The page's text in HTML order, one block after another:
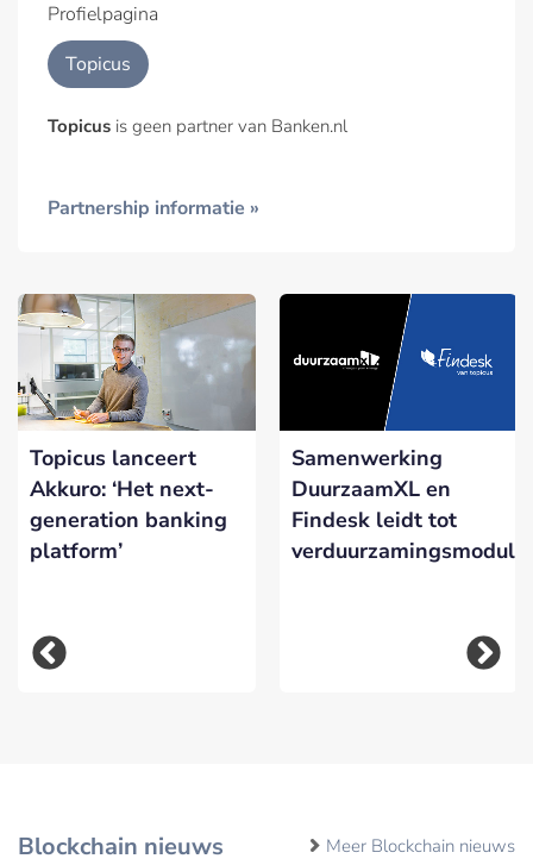
Profielpagina
Topicus
Topicus is geen partner van Banken.nl
Partnership informatie »
Topicus lanceert
Akkuro: ‘Het next-
generation banking
platform’
Samenwerking
DuurzaamXL en
Findesk leidt tot
verduurzamingsmodule
Blockchain nieuws Meer Blockchain nieuws